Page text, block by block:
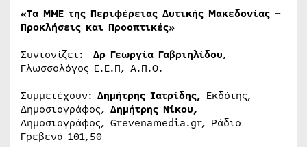
«Τα ΜΜΕ της Περιφέρειας Δυτικής Μακεδονίας –
Προκλήσεις και Προοπτικές»
Συντονίζει: Δρ Γεωργία Γαβριηλίδου,
Γλωσσολόγος Ε.Ε.Π, Α.Π.Θ.
Συμμετέχουν: Δημήτρης Ιατρίδης, Εκδότης,
Δημοσιογράφος, Δημήτρης Νίκου,
Δημοσιογράφος, Grevenamedia.gr, Ράδιο
Γρεβενά 101,50